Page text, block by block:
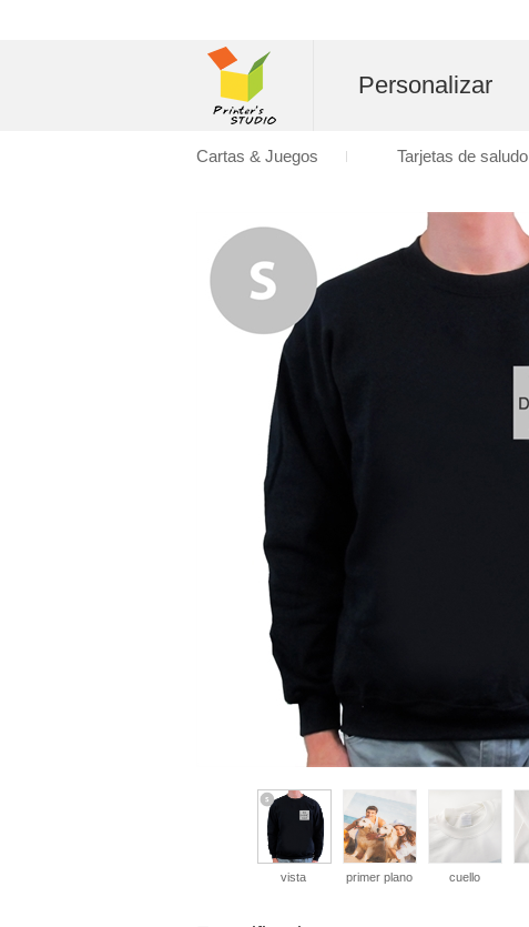
vista primer plano cuello
Personalizar
Cartas & Juegos Tarjetas de saludo